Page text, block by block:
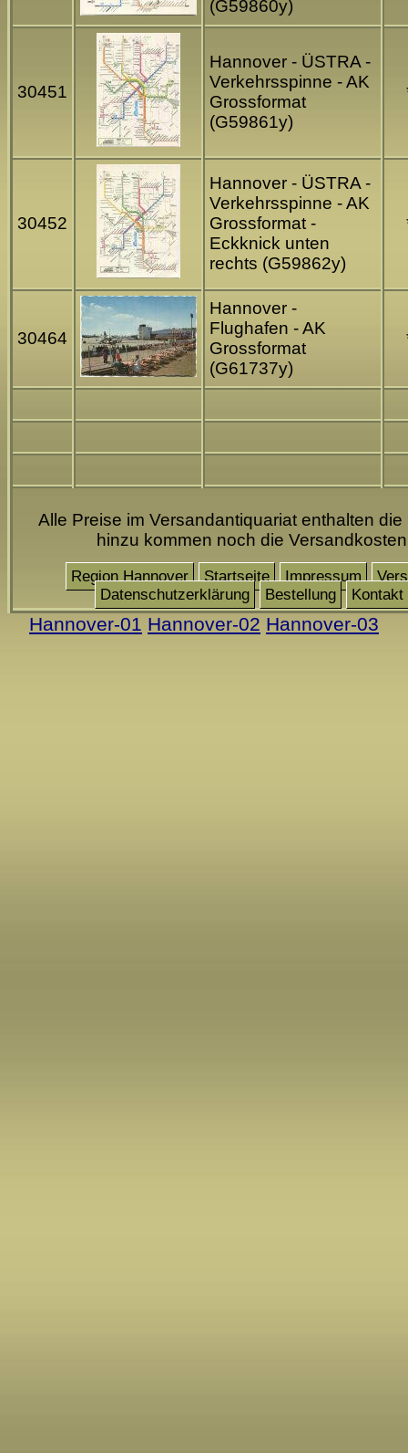
(G59860y)
30451
Hannover - ÜSTRA -
Verkehrsspinne - AK
Grossformat
(G59861y)
30452
Hannover - ÜSTRA -
Verkehrsspinne - AK
Grossformat -
Eckknick unten
rechts (G59862y)
30464
Hannover -
Flughafen - AK
Grossformat
(G61737y)
Alle Preise im Versandantiquariat enthalten die
hinzu kommen noch die Versandkosten
Region Hannover Startseite Impressum
Datenschutzerklärung
Bestellung Kontakt
Hannover-01 Hannover-02 Hannover-03